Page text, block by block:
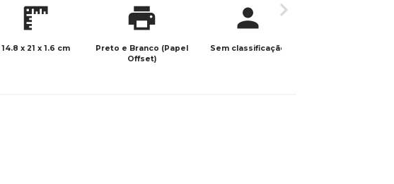
14.8 x 21 x 1.6 cm
Preto e Branco (Papel
Offset)
Sem classificação